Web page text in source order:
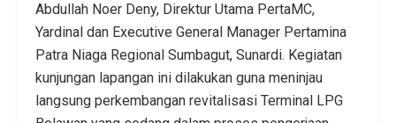
Abdullah Noer Deny, Direktur Utama PertaMC,
Yardinal dan Executive General Manager Pertamina
Patra Niaga Regional Sumbagut, Sunardi. Kegiatan
kunjungan lapangan ini dilakukan guna meninjau
langsung perkembangan revitalisasi Terminal LPG